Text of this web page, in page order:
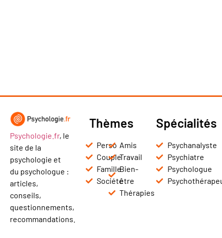
Psychologie.fr, le
site de la
psychologie et
du psychologue :
articles,
conseils,
questionnements,
recommandations.
Thèmes
Perso
Couple
Famille
Société
Amis
Travail
Bien-
être
Thérapies
Spécialités
Psychanalyste
Psychiatre
Psychologue